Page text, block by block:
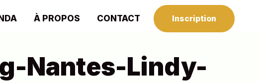
À PROPOS CONTACT Inscription
Nantes-Lindy-